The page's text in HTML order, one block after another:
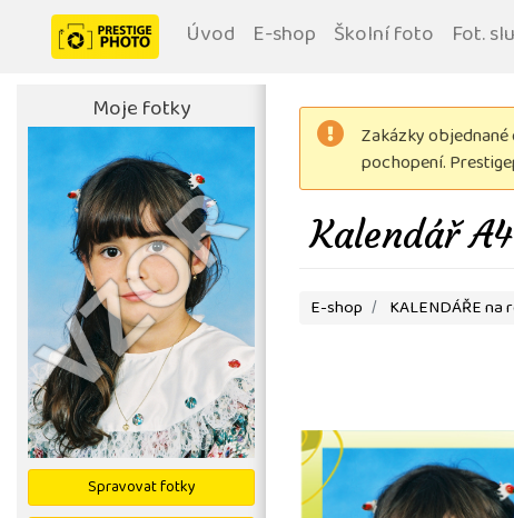
Úvod E-shop Školní foto Fot.
Moje fotky
Spravovat fotky
Zakázky
pochopení.
Kalendář
E-shop KALENDÁŘE na